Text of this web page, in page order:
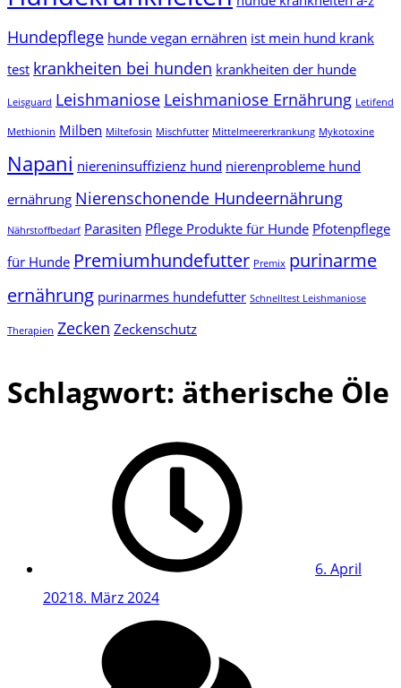
Hundepflege hunde vegan ernähren ist mein hund krank
test krankheiten bei hunden krankheiten der hunde
Leisguard Leishmaniose Leishmaniose Ernährung Letifend
Methionin Milben Miltefosin Mischfutter Mittelmeererkrankung Mykotoxine
Napani niereninsuffizienz hund nierenprobleme hund
ernährung Nierenschonende Hundeernährung
Nährstoffbedarf Parasiten Pflege Produkte für Hunde Pfotenpflege
für Hunde Premiumhundefutter Premix purinarme
ernährung purinarmes hundefutter Schnelltest Leishmaniose
Therapien Zecken Zeckenschutz
Schlagwort: ätherische Öle
6. April
20218. März 2024